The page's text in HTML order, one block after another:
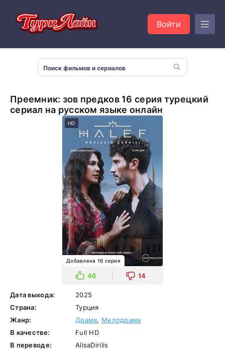
Войти
Преемник: зов предков 16 серия турецкий
сериал на русском языке онлайн
HD
Добавлена 16 серия
46 14
Дата выхода:
2025
Страна:
Турция
Жанр:
Драма, Мелодрама
В качестве:
Full HD
В переводе:
AlisaDirilis